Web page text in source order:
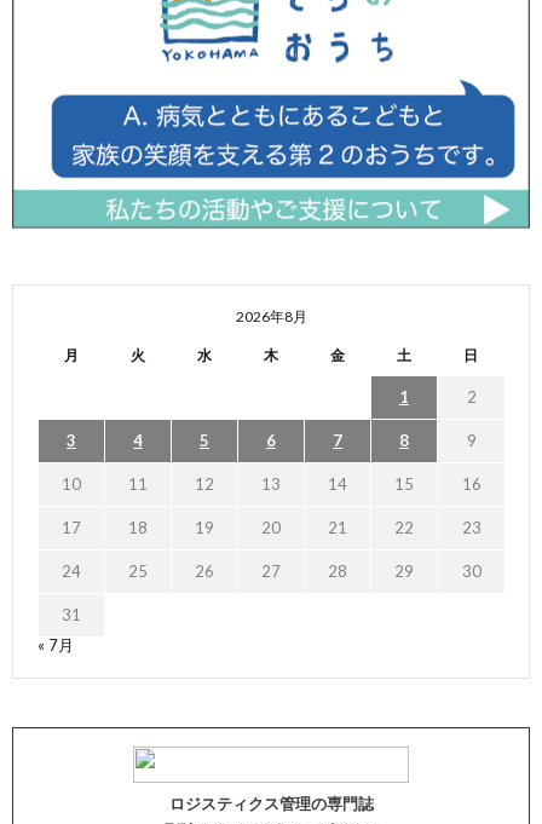
2026年8月
月 火 水 木 金 土 日
1 2
3 4 5 6 7 8 9
10 11 12 13 14 15 16
17 18 19 20 21 22 23
24 25 26 27 28 29 30
31
« 7月
ロジスティクス管理の専門誌